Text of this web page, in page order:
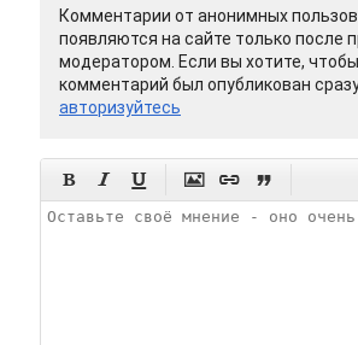
Комментарии от анонимных
появляются на сайте только после
модератором. Если вы хотите,
комментарий был опубликован
авторизуйтесь
     